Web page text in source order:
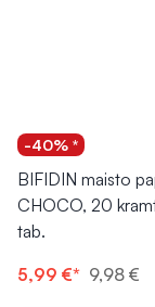
-40% *
BIFIDIN maisto
CHOCO, 20
tab.
5,99 €* 9,98 €